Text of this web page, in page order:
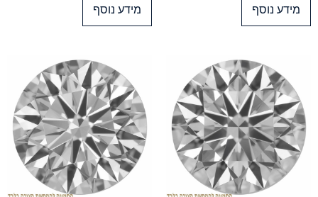
מידע נוסף מידע נוסף